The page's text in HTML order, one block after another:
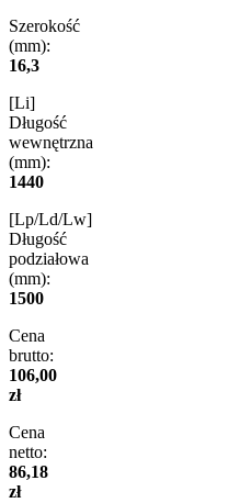
Szerokość
(mm):
16,3
[Li]
Długość
wewnętrzna
(mm):
1440
[Lp/Ld/Lw]
Długość
podziałowa
(mm):
1500
Cena
brutto:
106,00
zł
Cena
netto:
86,18
zł